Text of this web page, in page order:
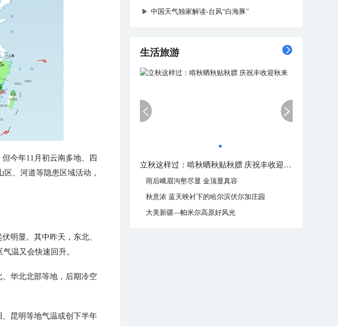
今年11月初云南多地、四
、河道等隐患区域活动，
明显。其中昨天，东北、
温又会快速回升。
华北北部等地，后期冷空
昆明等地气温或创下半年
中国天气独家解读-台风“白海豚”
生活旅游
立秋这样过：啃秋晒秋贴秋膘 庆祝丰收迎秋来
雨后峨眉沟壑尽显 金顶显真容
秋意浓 蓝天映衬下的哈尔滨伏尔加庄园
大美新疆—帕米尔高原好风光